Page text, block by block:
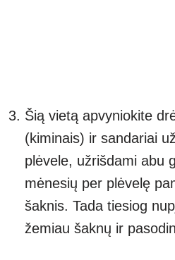
Šią vietą apvyniokite
(kiminais) ir sandariai
plėvele, užrišdami abu
mėnesių per plėvelę
šaknis. Tada tiesiog
žemiau šaknų ir